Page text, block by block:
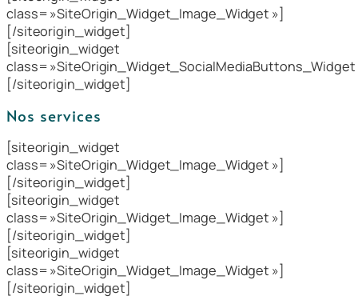
class= »SiteOrigin_Widget_Image_Widget »]
[/siteorigin_widget]
[siteorigin_widget
class= »SiteOrigin_Widget_SocialMediaButtons_Widget
[/siteorigin_widget]
Nos services
[siteorigin_widget
class= »SiteOrigin_Widget_Image_Widget »]
[/siteorigin_widget]
[siteorigin_widget
class= »SiteOrigin_Widget_Image_Widget »]
[/siteorigin_widget]
[siteorigin_widget
class= »SiteOrigin_Widget_Image_Widget »]
[/siteorigin_widget]